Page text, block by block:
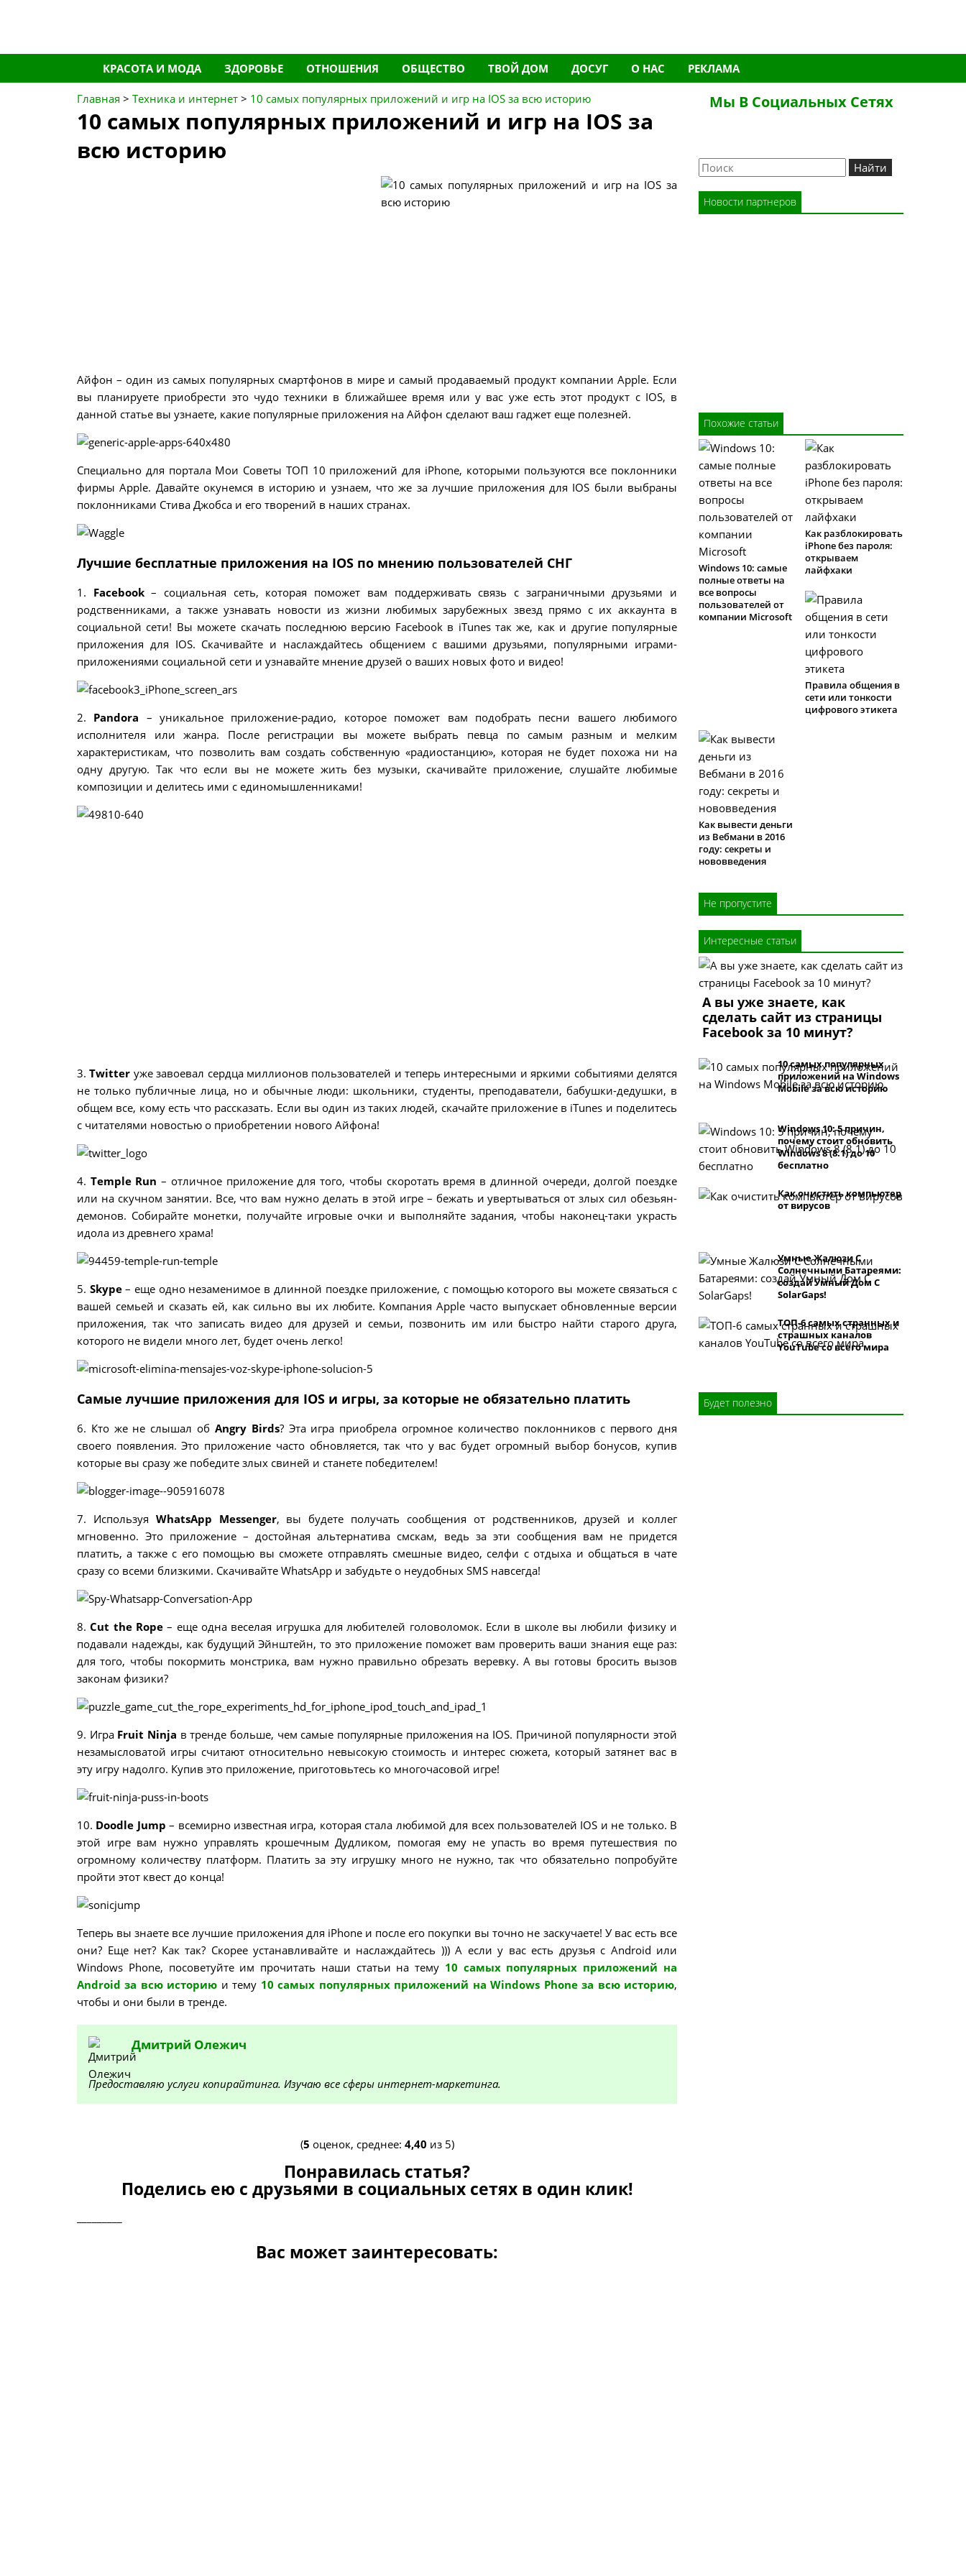
Перейти
к
содержимому
КРАСОТА И МОДА ЗДОРОВЬЕ ОТНОШЕНИЯ ОБЩЕСТВО ТВОЙ ДОМ ДОСУГ О НАС РЕКЛАМА
Главная > Техника и интернет > 10 самых популярных приложений и игр на IOS за всю историю
10 самых популярных приложений и игр на IOS за
всю историю
Айфон – один из самых популярных смартфонов в мире и самый продаваемый продукт компании Apple. Если
вы планируете приобрести это чудо техники в ближайшее время или у вас уже есть этот продукт с IOS, в
данной статье вы узнаете, какие популярные приложения на Айфон сделают ваш гаджет еще полезней.
Специально для портала Мои Советы ТОП 10 приложений для iРhone, которыми пользуются все поклонники
фирмы Apple. Давайте окунемся в историю и узнаем, что же за лучшие приложения для IOS были выбраны
поклонниками Стива Джобса и его творений в наших странах.
Лучшие бесплатные приложения на IOS по мнению пользователей СНГ
1. Facebook– социальная сеть, которая поможет вам поддерживать связь с заграничными друзьями и
родственниками, а также узнавать новости из жизни любимых зарубежных звезд прямо с их аккаунта в
социальной сети! Вы можете скачать последнюю версию Facebook в iTunes так же, как и другие популярные
приложения для IOS. Скачивайте и наслаждайтесь общением с вашими друзьями, популярными играми-
приложениями социальной сети и узнавайте мнение друзей о ваших новых фото и видео!
2. Pandora – уникальное приложение-радио, которое поможет вам подобрать песни вашего любимого
исполнителя или жанра. После регистрации вы можете выбрать певца по самым разным и мелким
характеристикам, что позволить вам создать собственную «радиостанцию», которая не будет похожа ни на
одну другую. Так что если вы не можете жить без музыки, скачивайте приложение, слушайте любимые
композиции и делитесь ими с единомышленниками!
3.Twitter уже завоевал сердца миллионов пользователей и теперь интересными и яркими событиями делятся
не только публичные лица, но и обычные люди: школьники, студенты, преподаватели, бабушки-дедушки, в
общем все, кому есть что рассказать. Если вы один из таких людей, скачайте приложение в iTunes и поделитесь
с читателями новостью о приобретении нового Айфона!
4. Temple Run – отличное приложение для того, чтобы скоротать время в длинной очереди, долгой поездке
или на скучном занятии. Все, что вам нужно делать в этой игре – бежать и увертываться от злых сил обезьян-
демонов. Собирайте монетки, получайте игровые очки и выполняйте задания, чтобы наконец-таки украсть
идола из древнего храма!
5. Skype– еще одно незаменимое в длинной поездке приложение, с помощью которого вы можете связаться с
вашей семьей и сказать ей, как сильно вы их любите. Компания Apple часто выпускает обновленные версии
приложения, так что записать видео для друзей и семьи, позвонить им или быстро найти старого друга,
которого не видели много лет, будет очень легко!
Самые лучшие приложения для IOS и игры, за которые не обязательно платить
6. Кто же не слышал об Angry Birds? Эта игра приобрела огромное количество поклонников с первого дня
своего появления. Это приложение часто обновляется, так что у вас будет огромный выбор бонусов, купив
которые вы сразу же победите злых свиней и станете победителем!
7. Используя WhatsApp Messenger, вы будете получать сообщения от родственников, друзей и коллег
мгновенно. Это приложение – достойная альтернатива смскам, ведь за эти сообщения вам не придется
платить, а также с его помощью вы сможете отправлять смешные видео, селфи с отдыха и общаться в чате
сразу со всеми близкими. Скачивайте WhatsApp и забудьте о неудобных SMS навсегда!
8.Cut the Rope – еще одна веселая игрушка для любителей головоломок. Если в школе вы любили физику и
подавали надежды, как будущий Эйнштейн, то это приложение поможет вам проверить ваши знания еще раз:
для того, чтобы покормить монстрика, вам нужно правильно обрезать веревку. А вы готовы бросить вызов
законам физики?
9. Игра Fruit Ninja в тренде больше, чем самые популярные приложения на IOS. Причиной популярности этой
незамысловатой игры считают относительно невысокую стоимость и интерес сюжета, который затянет вас в
эту игру надолго. Купив это приложение, приготовьтесь ко многочасовой игре!
10. Doodle Jump – всемирно известная игра, которая стала любимой для всех пользователей IOS и не только. В
этой игре вам нужно управлять крошечным Дудликом, помогая ему не упасть во время путешествия по
огромному количеству платформ. Платить за эту игрушку много не нужно, так что обязательно попробуйте
пройти этот квест до конца!
Теперь вы знаете все лучшие приложения для iРhone и после его покупки вы точно не заскучаете! У вас есть все
они? Еще нет? Как так? Скорее устанавливайте и наслаждайтесь ))) А если у вас есть друзья с Android или
Windows Phone, посоветуйте им прочитать наши статьи на тему 10 самых популярных приложений на
Android за всю историю и тему 10 самых популярных приложений на Windows Phone за всю историю,
чтобы и они были в тренде.
Дмитрий Олежич
Предоставляю услуги копирайтинга. Изучаю все сферы интернет-маркетинга.
(5 оценок, среднее: 4,40 из 5)
Понравилась статья?
Поделись ею с друзьями в социальных сетях в один клик!
Вас может заинтересовать:
Мы В Социальных Сетях
Новости партнеров
Похожие статьи
Windows 10: самые
полные ответы на
все вопросы
пользователей от
компании Microsoft
Как разблокировать
iPhone без пароля:
открываем
лайфхаки
Правила общения в
сети или тонкости
цифрового этикета
Как вывести деньги
из Вебмани в 2016
году: секреты и
нововведения
Не пропустите
Интересные статьи
А вы уже знаете, как
сделать сайт из страницы
Facebook за 10 минут?
10 самых популярных
приложений на Windows
Mobile за всю историю
Windows 10: 5 причин,
почему стоит обновить
Windows 8 (8.1) до 10
бесплатно
Как очистить компьютер
от вирусов
Умные Жалюзи С
Солнечными Батареями:
создай Умный Дом С
SolarGaps!
ТОП-6 самых странных и
страшных каналов
YouTube со всего мира
Будет полезно